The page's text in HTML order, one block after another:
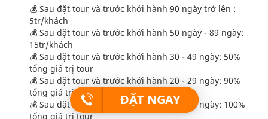
ĐẶT NGAY
💰 Sau đặt tour và trước khởi hành 90 ngày trở lên :
5tr/khách
💰 Sau đặt tour và trước khởi hành 50 ngày - 89 ngày:
15tr/khách
💰 Sau đặt tour và trước khởi hành 30 - 49 ngày: 50%
tổng giá trị tour
💰 Sau đặt tour và trước khởi hành 20 - 29 ngày: 90%
tổng giá trị tour
💰 Sau đặt tour và trước khởi hành 15 - 19 ngày: 100%
tổng giá trị tour